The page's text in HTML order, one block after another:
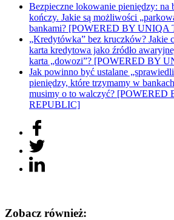
Bezpieczne lokowanie pieniędzy: na
kończy. Jakie są możliwości
bankami? [POWERED BY UNIQA
„Kredytówka” bez kruczków? Jakie
karta kredytowa jako źródło
karta „dowozi”? [POWERED BY
Jak powinno być ustalane
pieniędzy, które trzymamy w
musimy o to walczyć? [POWERED
REPUBLIC]
Zobacz również: